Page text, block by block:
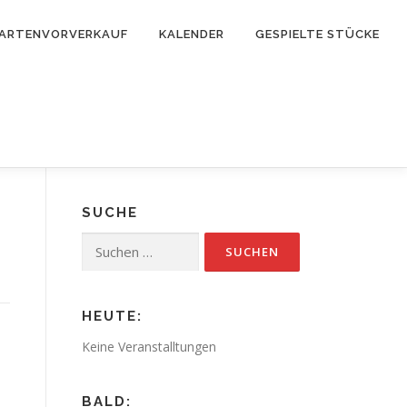
KALENDER GESPIELTE STÜCKE
SUCHE
nach:
HEUTE:
Keine Veranstalltungen
BALD: